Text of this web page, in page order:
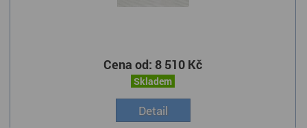
Cena od: 8 510 Kč
Skladem
Detail